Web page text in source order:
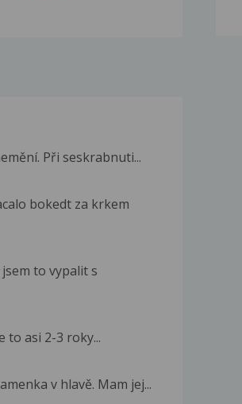
Při seskrabnuti...
bokedt za krkem
to vypalit s
to asi 2-3 roky...
v hlavě. Mam jej...